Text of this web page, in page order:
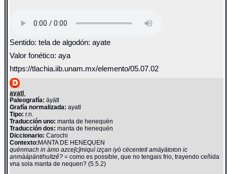
Sentido: tela de algodón: ayate
Valor fonético: aya
https://tlachia.iib.unam.mx/elemento/05.07.02
ayatl
Paleografía: äyätl
Grafía normalizada: ayatl
Tipo: r.n.
Traducción uno: manta de henequén
Traducción dos: manta de henequén
Diccionario:Carochi
Contexto: MANTA DE HENEQUEN
quënmach in àmo azce[c]miquì izçan iyò cëcentetl amäyätoton ic
anmààpäntihuïtzê?= como es possible, que no tengais frio, trayendo ceñida
vna sola manta de nequen? (5.5.2)